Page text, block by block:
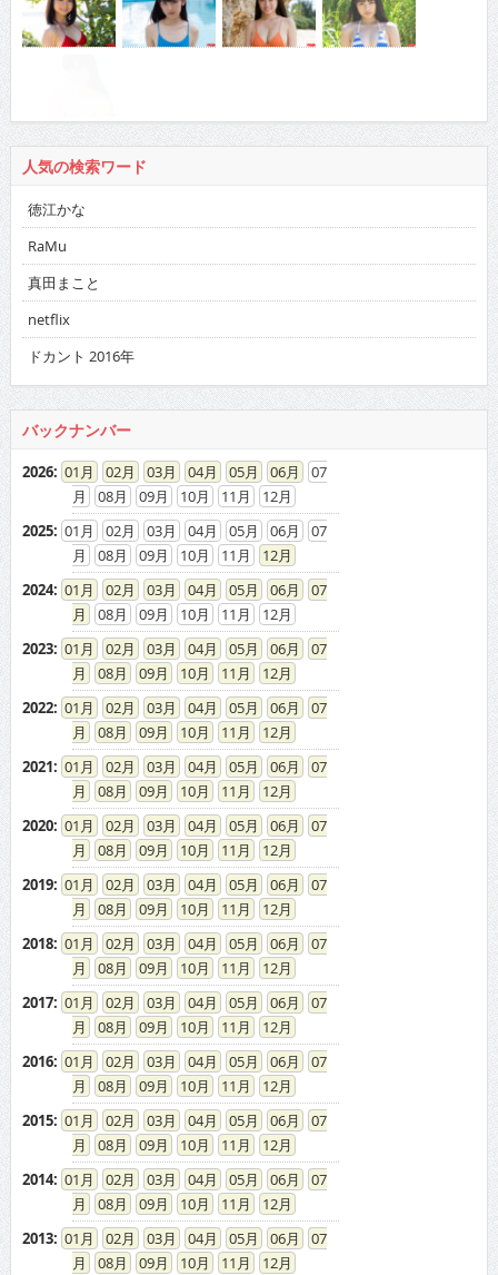
人気の検索ワード
徳江かな
RaMu
真田まこと
netflix
ドカント 2016年
バックナンバー
2026: 01 02 03 04 05 06
07
08
09 10 11
12
2025: 01 02 03 04 05 06
07
08
09 10 11
12
2024: 01 02 03 04 05 06
07
08
09 10 11
12
2023: 01 02 03 04 05 06
07
08
09 10 11
12
2022: 01 02 03 04 05 06
07
08
09 10 11
12
2021: 01 02 03 04 05 06
07
08
09 10 11
12
2020: 01 02 03 04 05 06
07
08
09 10 11
12
2019: 01 02 03 04 05 06
07
08
09 10 11
12
2018: 01 02 03 04 05 06
07
08
09 10 11
12
2017: 01 02 03 04 05 06
07
08
09 10 11
12
2016: 01 02 03 04 05 06
07
08
09 10 11
12
2015: 01 02 03 04 05 06
07
08
09 10 11
12
2014: 01 02 03 04 05 06
07
08
09 10 11
12
2013: 01 02 03 04 05 06
07
08
09 10 11
12